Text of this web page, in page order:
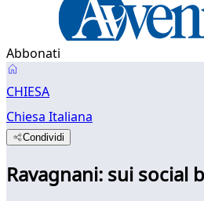
Abbonati
CHIESA
Chiesa Italiana
Condividi
Ravagnani: sui social